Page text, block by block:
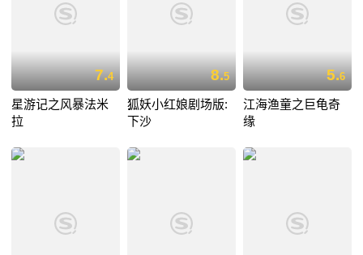
7.4
星游记之风暴法米
拉
8.5
狐妖小红娘剧场版:
下沙
5.6
江海渔童之巨龟奇
缘